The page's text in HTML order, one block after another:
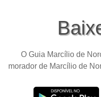
O Guia Marcílio de
morador de Marcílio de